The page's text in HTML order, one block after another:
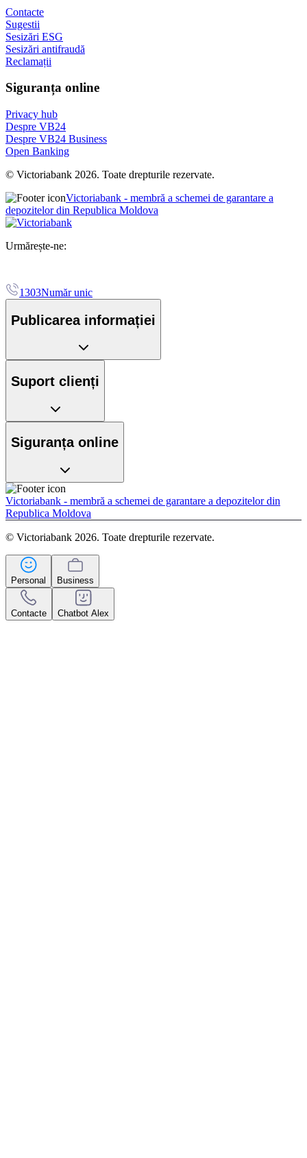
Contacte
Sugestii
Sesizări ESG
Sesizări antifraudă
Reclamații
Siguranța online
Privacy hub
Despre VB24
Despre VB24 Business
Open Banking
© Victoriabank 2026. Toate drepturile rezervate.
Victoriabank - membră a schemei de garantare a
depozitelor din Republica Moldova
Urmărește-ne:
1303Număr unic
Publicarea informației
Suport clienți
Siguranța online
Victoriabank - membră a schemei de garantare a depozitelor din
Republica Moldova
© Victoriabank 2026. Toate drepturile rezervate.
Personal Business
Contacte Chatbot Alex